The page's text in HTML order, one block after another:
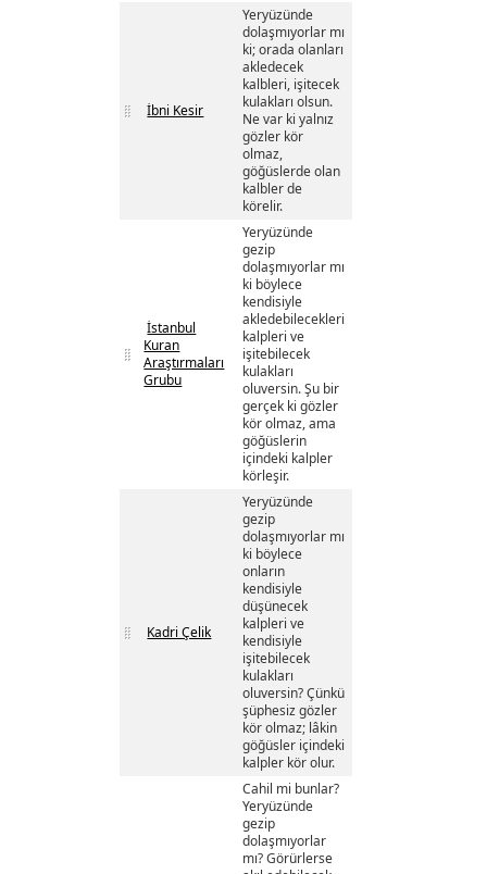
İbni Kesir
Yeryüzünde
dolaşmıyorlar mı
ki; orada olanları
akledecek
kalbleri, işitecek
kulakları olsun.
Ne var ki yalnız
gözler kör
olmaz,
göğüslerde olan
kalbler de
körelir.
İstanbul
Kuran
Araştırmaları
Grubu
Yeryüzünde
gezip
dolaşmıyorlar mı
ki böylece
kendisiyle
akledebilecekleri
kalpleri ve
işitebilecek
kulakları
oluversin. Şu bir
gerçek ki gözler
kör olmaz, ama
göğüslerin
içindeki kalpler
körleşir.
Kadri Çelik
Yeryüzünde
gezip
dolaşmıyorlar mı
ki böylece
onların
kendisiyle
düşünecek
kalpleri ve
kendisiyle
işitebilecek
kulakları
oluversin? Çünkü
şüphesiz gözler
kör olmaz; lâkin
göğüsler içindeki
kalpler kör olur.
Cahil mi bunlar?
Yeryüzünde
gezip
dolaşmıyorlar
mı? Görürlerse